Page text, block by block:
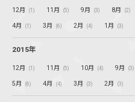
12月 (1) 11月 (5) 9月 (3) 8月 (2)
4月 (1) 3月 (6) 2月 (4) 1月 (3)
2015年
12月 (1) 11月 (5) 10月 (4) 9月 (3)
5月 (6) 4月 (4) 3月 (3) 2月 (3)